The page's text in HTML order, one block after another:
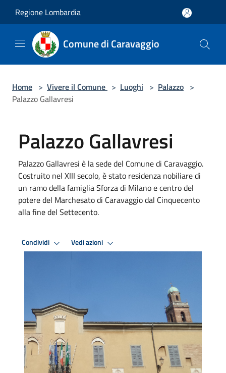
Regione Lombardia
Comune di Caravaggio
Home > Vivere il Comune > Luoghi > Palazzo >
Palazzo Gallavresi
Palazzo Gallavresi
Palazzo Gallavresi è la sede del Comune di Caravaggio.
Costruito nel XIII secolo, è stato residenza nobiliare di
un ramo della famiglia Sforza di Milano e centro del
potere del Marchesato di Caravaggio dal Cinquecento
alla fine del Settecento.
Condividi Vedi azioni